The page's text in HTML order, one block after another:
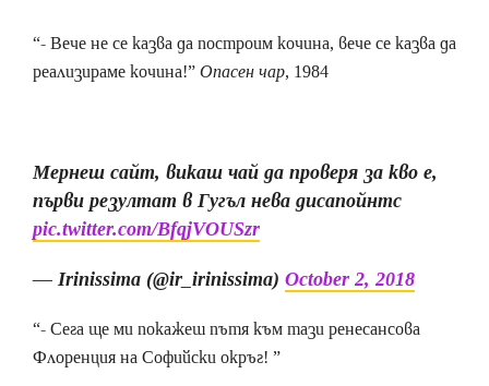
“- Вече не се казва да построим кочина, вече се казва да
реализираме кочина!”Опасен чар, 1984
Мернеш сайт, викаш чай да проверя за кво е,
първи резултат в Гугъл нева дисапойнтс
pic.twitter.com/BfqjVOUSzr
— Irinissima (@ir_irinissima) October 2, 2018
“- Сега ще ми покажеш пътя към тази ренесансова
Флоренция на Софийски окръг! ”